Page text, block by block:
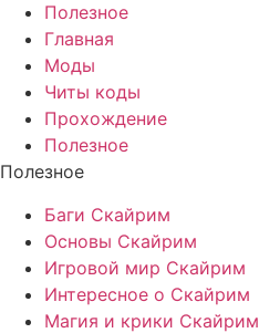
Полезное
Главная
Моды
Читы коды
Прохождение
Полезное
Полезное
Баги Скайрим
Основы Скайрим
Игровой мир Скайрим
Интересное о Скайрим
Магия и крики Скайрим